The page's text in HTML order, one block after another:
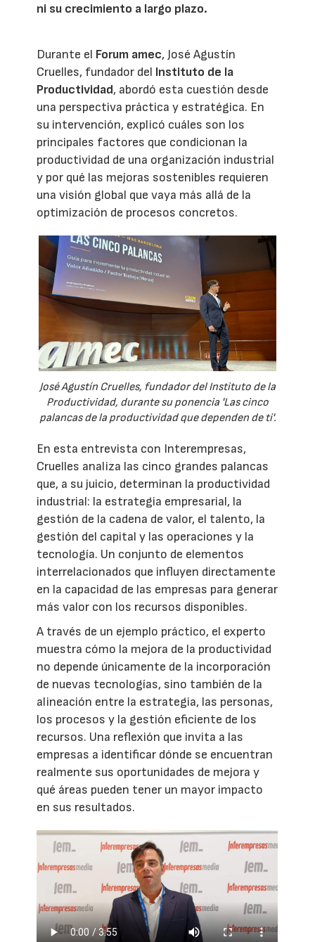
ni su crecimiento a largo plazo.
Durante el Forum amec, José Agustín
Cruelles, fundador del Instituto de la
Productividad, abordó esta cuestión desde
una perspectiva práctica y estratégica. En
su intervención, explicó cuáles son los
principales factores que condicionan la
productividad de una organización industrial
y por qué las mejoras sostenibles requieren
una visión global que vaya más allá de la
optimización de procesos concretos.
José Agustín Cruelles, fundador del Instituto de la
Productividad, durante su ponencia 'Las cinco
palancas de la productividad que dependen de ti'.
En esta entrevista con Interempresas,
Cruelles analiza las cinco grandes palancas
que, a su juicio, determinan la productividad
industrial: la estrategia empresarial, la
gestión de la cadena de valor, el talento, la
gestión del capital y las operaciones y la
tecnología. Un conjunto de elementos
interrelacionados que influyen directamente
en la capacidad de las empresas para generar
más valor con los recursos disponibles.
A través de un ejemplo práctico, el experto
muestra cómo la mejora de la productividad
no depende únicamente de la incorporación
de nuevas tecnologías, sino también de la
alineación entre la estrategia, las personas,
los procesos y la gestión eficiente de los
recursos. Una reflexión que invita a las
empresas a identificar dónde se encuentran
realmente sus oportunidades de mejora y
qué áreas pueden tener un mayor impacto
en sus resultados.